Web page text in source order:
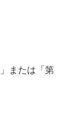
または「第